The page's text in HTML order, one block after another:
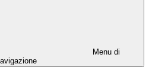
Menu di